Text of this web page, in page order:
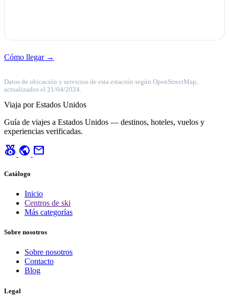
Cómo llegar →
Datos de ubicación y servicios de esta estación según OpenStreetMap,
actualizados el 21/04/2024.
Viaja por Estados Unidos
Guía de viajes a Estados Unidos — destinos, hoteles, vuelos y
experiencias verificadas.
social_leaderboard public mail
Catálogo
Inicio
Centros de ski
Más categorías
Sobre nosotros
Sobre nosotros
Contacto
Blog
Legal